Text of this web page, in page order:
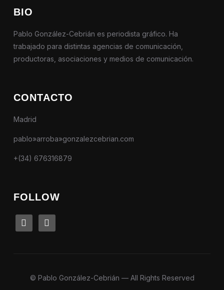
BIO
Pablo González-Cebrián es periodista gráfico. Ha
trabajado para distintas agencias de comunicación,
productoras, asociaciones y medios de comunicación.
CONTACTO
Madrid
pablo»arroba»gonzalezcebrian.com
+(34) 676316879
FOLLOW
linkedin instagram
© Pablo González-Cebrián — All Rights Reserved